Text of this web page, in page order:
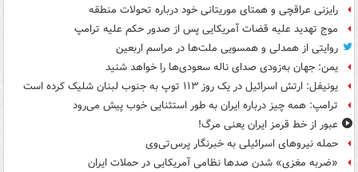
رایزنی عراقچی و همتای موریتانی خود درباره تحولات منطقه
موج تهدید علیه قضات آمریکایی پس از صدور حکم علیه ترامپ
روایتی از همدلی و همسویی ملت‌ها در مراسم اربعین
یمن: جهان به‌زودی صدای ناله سعودی‌ها را خواهد شنید
یونیفل: ارتش اسرائیل در یک روز ۱۱۳ توپ به جنوب لبنان شلیک کرده است
ترامپ: همه چیز درباره ایران به طور استثنایی خوب پیش می‌رود
عبور از خط قرمز ایران یعنی مرگ!
حمله نیروهای اسرائیلی به خبرنگار پرس‌تی‌وی
«ضربه مغزی» شدن صدها نظامی آمریکایی در حملات ایران